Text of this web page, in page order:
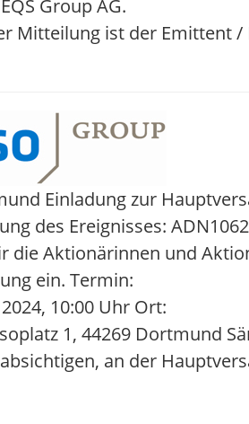
Group AG.
Mitteilung ist der Emittent
Einladung zur
des Ereignisses:
die Aktionärinnen und
ein. Termin:
10:00 Uhr Ort:
1, 44269 Dortmund
an der